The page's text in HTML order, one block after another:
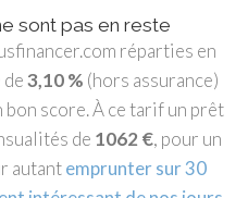
sont pas en reste
réparties en
3,10 % (hors assurance)
bon score. À ce tarif un prêt
de 1062 €, pour un
autantemprunter sur 30